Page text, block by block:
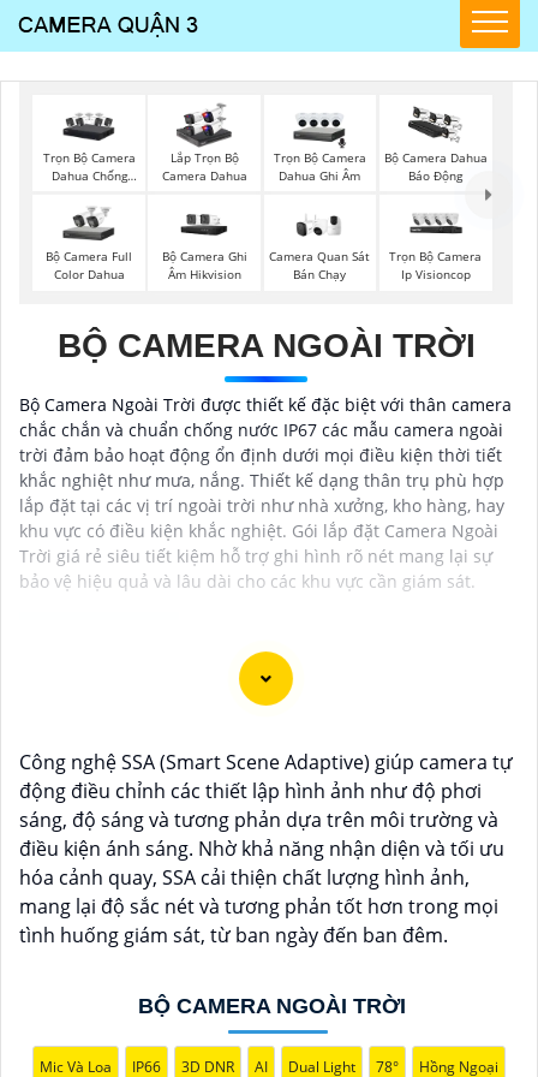
Trọn Bộ Camera
Dahua Chống
Lắp Trọn Bộ
Camera Dahua
Trọn Bộ Camera
Dahua Ghi Âm
Bộ Camera Dahua
Báo Động
Bộ Camera Full
Color Dahua
Bộ Camera Ghi
Âm Hikvision
Camera Quan Sát
Bán Chạy
Trọn Bộ Camera
Ip Visioncop
BỘ CAMERA NGOÀI TRỜI
Bộ Camera Ngoài Trời được thiết kế đặc biệt với thân camera
chắc chắn và chuẩn chống nước IP67 các mẫu camera ngoài
trời đảm bảo hoạt động ổn định dưới mọi điều kiện thời tiết
khắc nghiệt như mưa, nắng. Thiết kế dạng thân trụ phù hợp
lắp đặt tại các vị trí ngoài trời như nhà xưởng, kho hàng, hay
khu vực có điều kiện khắc nghiệt. Gói lắp đặt Camera Ngoài
Trời giá rẻ siêu tiết kiệm hỗ trợ ghi hình rõ nét mang lại sự
bảo vệ hiệu quả và lâu dài cho các khu vực cần giám sát.
Dạ chào bạn, dưới đây là một số thông tin về Camera
✳️1:Hikvision DS-2CD2142FWD-I: Camera IP 4MP, chất
lượng hình ảnh cao, hỗ trợ các tính năng thông minh
như phát hiện chuyển động, hồng ngoại thông minh.
💠2:Dahua IPC-HDW4433C-A: Camera IP 4MP, công
nghệ Starlight cho hình ảnh màu ban đêm, chống
ngược sáng tốt, thiết kế chống nước, bụi IP67
♚ Chức Cao Cấp 3:Vantech VP-131N: Camera Analog
sáng, chất lượng hình ảnh tốt, dễ sử dụng và lắp đặt.
Nhớ kiểm tra các yêu cầu kỹ thuật và tính năng mà
bạn cần trước khi lựa chọn camera phù hợp với nhu
Công nghệ SSA (Smart Scene Adaptive) giúp camera tự
động điều chỉnh các thiết lập hình ảnh như độ phơi
sáng, độ sáng và tương phản dựa trên môi trường và
điều kiện ánh sáng. Nhờ khả năng nhận diện và tối ưu
hóa cảnh quay, SSA cải thiện chất lượng hình ảnh,
mang lại độ sắc nét và tương phản tốt hơn trong mọi
tình huống giám sát, từ ban ngày đến ban đêm.
BỘ CAMERA NGOÀI TRỜI
Mic Và Loa IP66 3D DNR AI Dual Light 78° Hồng Ngoại